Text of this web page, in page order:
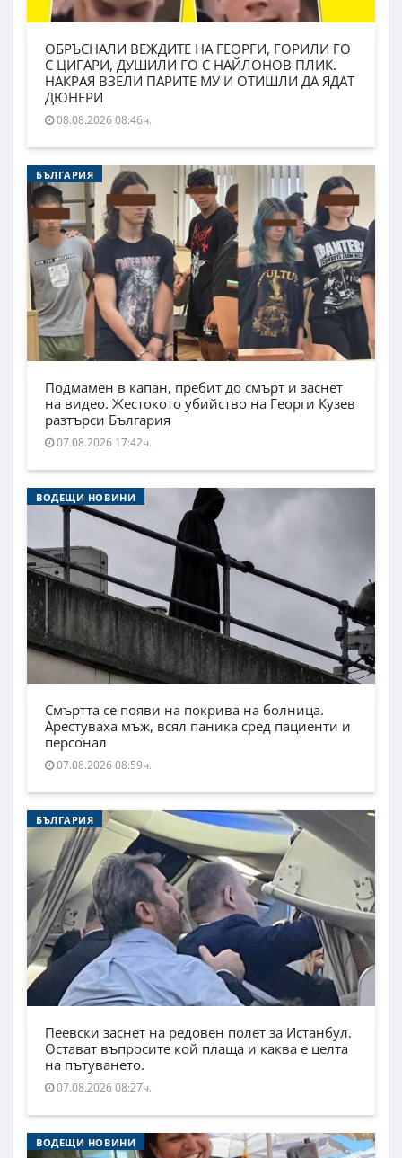
ОБРЪСНАЛИ ВЕЖДИТЕ НА ГЕОРГИ, ГОРИЛИ ГО
С ЦИГАРИ, ДУШИЛИ ГО С НАЙЛОНОВ ПЛИК.
НАКРАЯ ВЗЕЛИ ПАРИТЕ МУ И ОТИШЛИ ДА ЯДАТ
ДЮНЕРИ
08.08.2026 08:46ч.
БЪЛГАРИЯ
Подмамен в капан, пребит до смърт и заснет
на видео. Жестокото убийство на Георги Кузев
разтърси България
07.08.2026 17:42ч.
ВОДЕЩИ НОВИНИ
Смъртта се появи на покрива на болница.
Арестуваха мъж, всял паника сред пациенти и
персонал
07.08.2026 08:59ч.
БЪЛГАРИЯ
Пеевски заснет на редовен полет за Истанбул.
Остават въпросите кой плаща и каква е целта
на пътуването.
07.08.2026 08:27ч.
ВОДЕЩИ НОВИНИ